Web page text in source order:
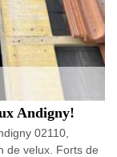
Andigny!
02110,
de velux. Forts de